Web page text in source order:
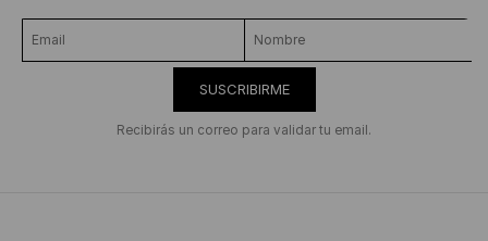
SUSCRIBIRME
Recibirás un correo para validar tu email.